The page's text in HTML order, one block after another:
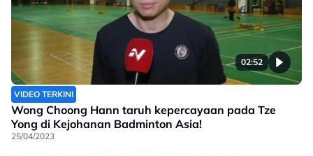
02:52
VIDEO TERKINI
Wong Choong Hann taruh kepercayaan pada Tze
Yong di Kejohanan Badminton Asia!
25/04/2023